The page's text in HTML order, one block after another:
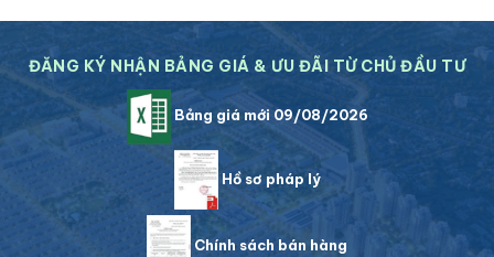
ĐĂNG KÝ NHẬN BẢNG GIÁ & ƯU ĐÃI TỪ CHỦ ĐẦU TƯ
Bảng giá mới 09/08/2026
Hồ sơ pháp lý
Chính sách bán hàng